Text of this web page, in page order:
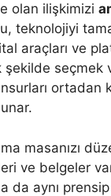
olan ilişkimizi
teknolojiyi
araçları ve
seçmek
ortadan
masanızı
ve belgeler
da aynı